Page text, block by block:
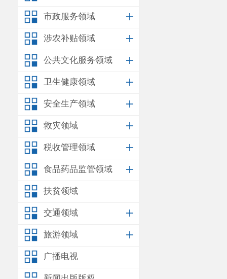
市政服务领域
涉农补贴领域
公共文化服务领域
卫生健康领域
安全生产领域
救灾领域
税收管理领域
食品药品监管领域
扶贫领域
交通领域
旅游领域
广播电视